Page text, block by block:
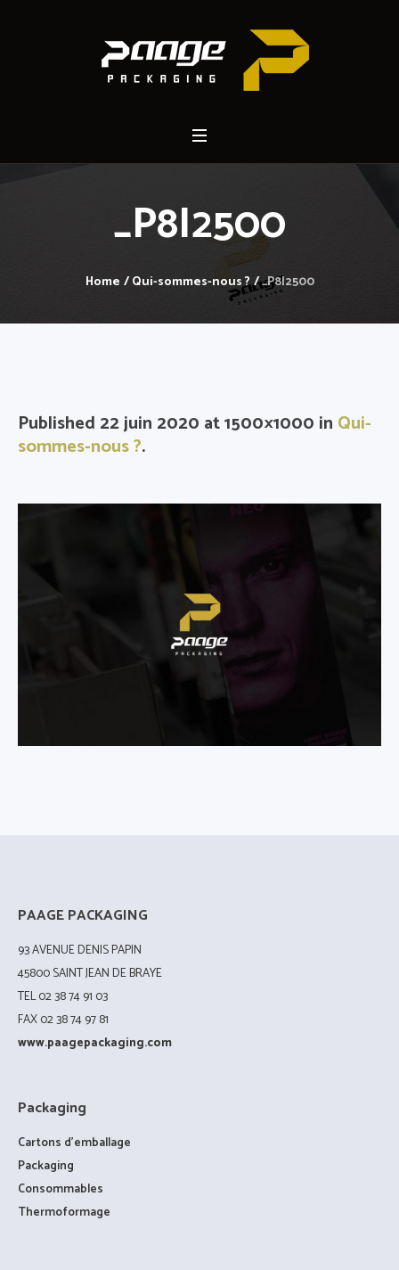
_P8I2500
Home /Qui-sommes-nous ?/_P8I2500
Published 22 juin 2020 at 1500×1000 in Qui-
sommes-nous ?.
PAAGE PACKAGING
93 AVENUE DENIS PAPIN
45800 SAINT JEAN DE BRAYE
TEL 02 38 74 91 03
FAX 02 38 74 97 81
www.paagepackaging.com
Packaging
Cartons d’emballage
Packaging
Consommables
Thermoformage